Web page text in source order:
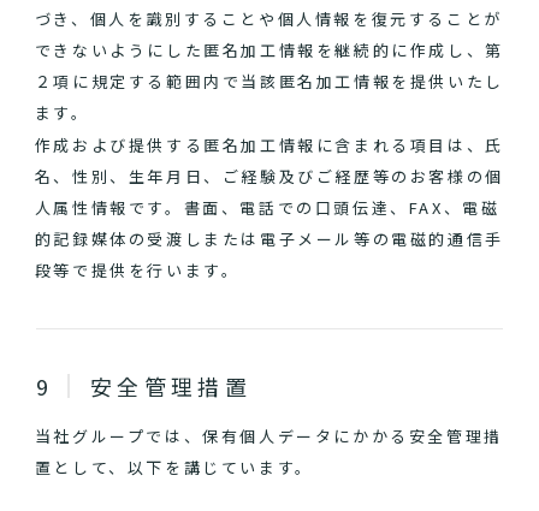
づき、個人を識別することや個人情報を復元することが
できないようにした匿名加工情報を継続的に作成し、第
２項に規定する範囲内で当該匿名加工情報を提供いたし
ます。
作成および提供する匿名加工情報に含まれる項目は、氏
名、性別、生年月日、ご経験及びご経歴等のお客様の個
人属性情報です。書面、電話での口頭伝達、FAX、電磁
的記録媒体の受渡しまたは電子メール等の電磁的通信手
段等で提供を行います。
安全管理措置
当社グループでは、保有個人データにかかる安全管理措
置として、以下を講じています。